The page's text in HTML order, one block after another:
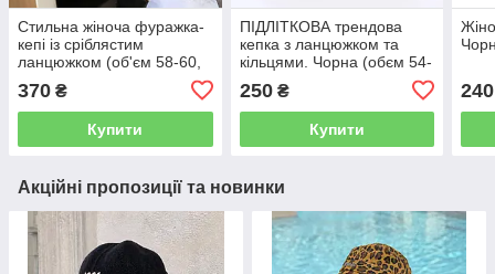
Стильна жіноча фуражка-
кепі із сріблястим
ланцюжком (об'єм 58-60,
стрічкою). Чорний
370 ₴
Купити
ПІДЛІТКОВА трендова
кепка з ланцюжком та
кільцями. Чорна (обєм 54-
250₴
Купити
240
Акційні пропозиції та новинки